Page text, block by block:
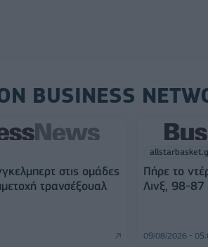
BUSINESS
στις ομάδες
τρανσέξουαλ
Πήρε το
Λινξ, 98-87
09/08/2026 -